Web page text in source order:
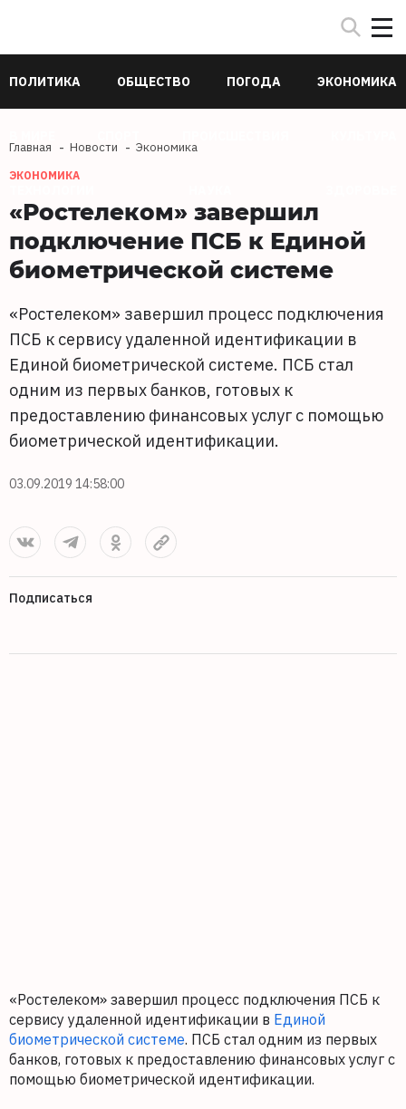
ПОЛИТИКА ОБЩЕСТВО ПОГОДА ЭКОНОМИКА
Главная Новости Экономика
ЭКОНОМИКА
«Ростелеком» завершил
подключение ПСБ к Единой
биометрической системе
«Ростелеком» завершил процесс подключения
ПСБ к сервису удаленной идентификации в
Единой биометрической системе. ПСБ стал
одним из первых банков, готовых к
предоставлению финансовых услуг с помощью
биометрической идентификации.
03.09.2019 14:58:00
Подписаться
«Ростелеком» завершил процесс подключения ПСБ к
сервису удаленной идентификации в Единой
биометрической системе. ПСБ стал одним из первых
банков, готовых к предоставлению финансовых услуг с
помощью биометрической идентификации.